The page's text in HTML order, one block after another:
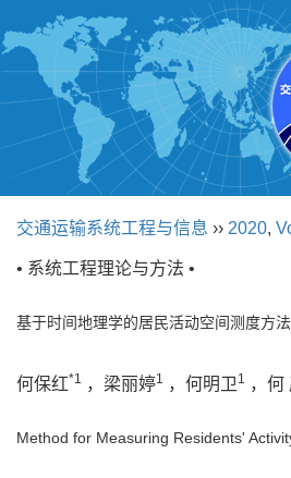
交通运输系统工程与信息 ›› 2020,
• 系统工程理论与方法 •
基于时间地理学的居民活动空间测度方
何保红*1 ，梁丽婷1 ，何明卫 1 ，何
Method for Measuring Residents'